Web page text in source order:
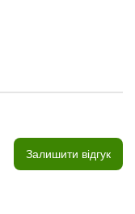
Залишити відгук